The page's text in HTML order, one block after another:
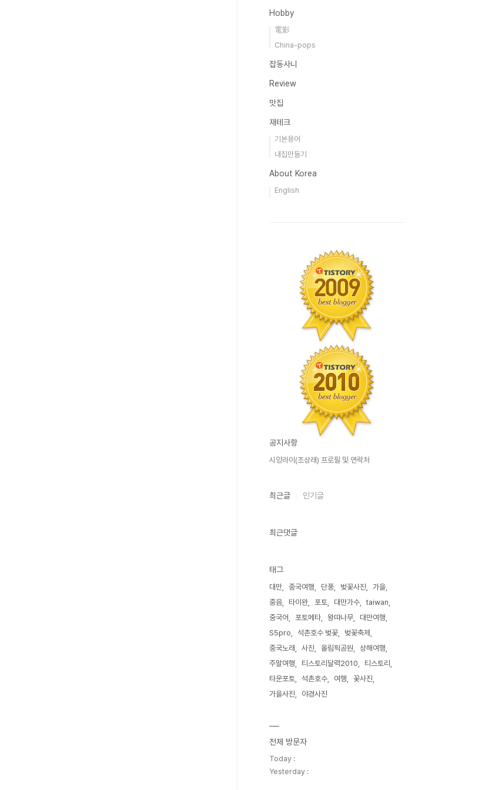
Hobby
電影
China-pops
잡동사니
Review
맛집
재테크
기본용어
내집만들기
About Korea
English
공지사항
시앙라이(조상래) 프로필 및 연락처
최근글 인기글
최근댓글
태그
대만 중국여행 단풍 벚꽃사진
가을
중음
타이완 포토 대만가수
taiwan
중국어
포토메타 왕따나무
대만여행
S5pro
석촌호수 벚꽃
벚꽃축제
중국노래
사진 올림픽공원
상해여행
주말여행
티스토리달력2010
티스토리
타운포토
석촌호수 여행
꽃사진
가을사진
야경사진
전체 방문자
Today :
Yesterday :